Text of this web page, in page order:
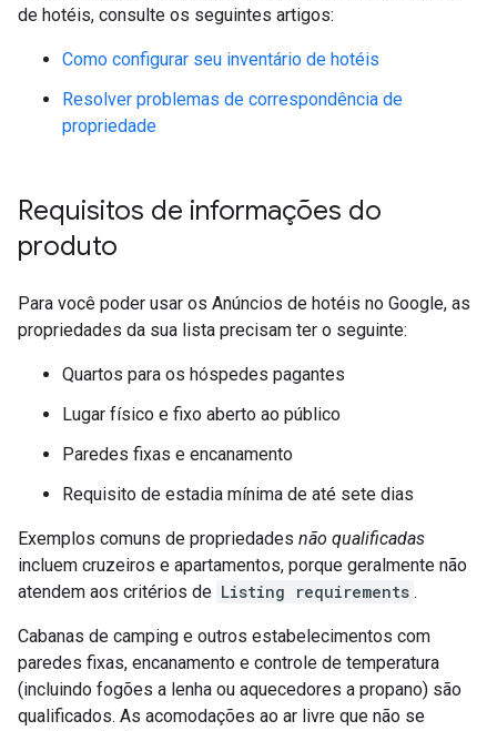
de hotéis, consulte os seguintes artigos:
Como configurar seu inventário de hotéis
Resolver problemas de correspondência de
propriedade
Requisitos de informações do
produto
Para você poder usar os Anúncios de hotéis no Google, as
propriedades da sua lista precisam ter o seguinte:
Quartos para os hóspedes pagantes
Lugar físico e fixo aberto ao público
Paredes fixas e encanamento
Requisito de estadia mínima de até sete dias
Exemplos comuns de propriedades não qualificadas
incluem cruzeiros e apartamentos, porque geralmente não
atendem aos critérios de Listing requirements .
Cabanas de camping e outros estabelecimentos com
paredes fixas, encanamento e controle de temperatura
(incluindo fogões a lenha ou aquecedores a propano) são
qualificados. As acomodações ao ar livre que não se